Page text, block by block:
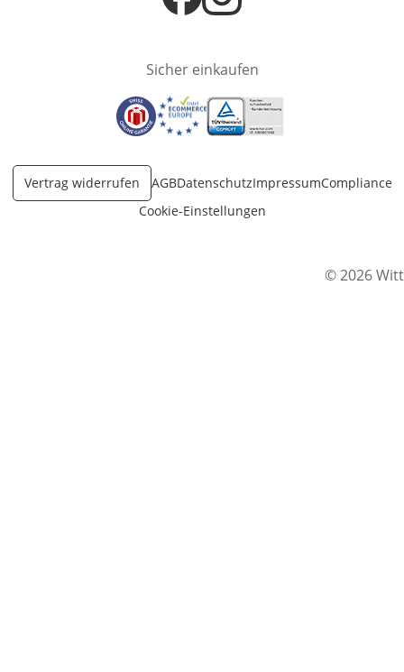
Öffnet in neuem Fenster
Öffnet in neuem Fenster
Sicher einkaufen
Öffnet in neuem Fenster
Öffnet in neuem Fenster
Öffnet in neuem Fenster
Vertrag widerrufen AGBDatenschutzImpressumCompliance
Cookie-Einstellungen
© 2026 Witt